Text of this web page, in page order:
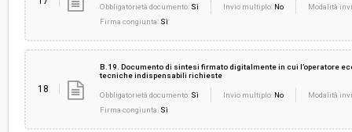
Obbligatorietà documento: Sì Invio multiplo: No
Modalità
Firma congiunta: Sì
18
B.19. Documento di sintesi firmato digitalmente in cui l’operatore
tecniche indispensabili richieste
Obbligatorietà documento: Sì Invio multiplo: No
Modalità
Firma congiunta: Sì